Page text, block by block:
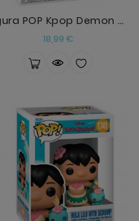
Figura POP Kpop Demon Hunters Rumi2
18,99 €Precio